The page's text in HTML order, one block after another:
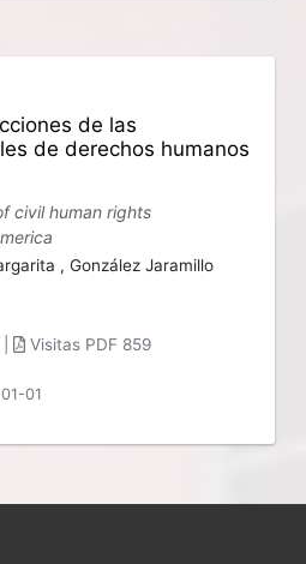
de las
de derechos humanos
civil human rights
,González Jaramillo
Visitas PDF 859
01